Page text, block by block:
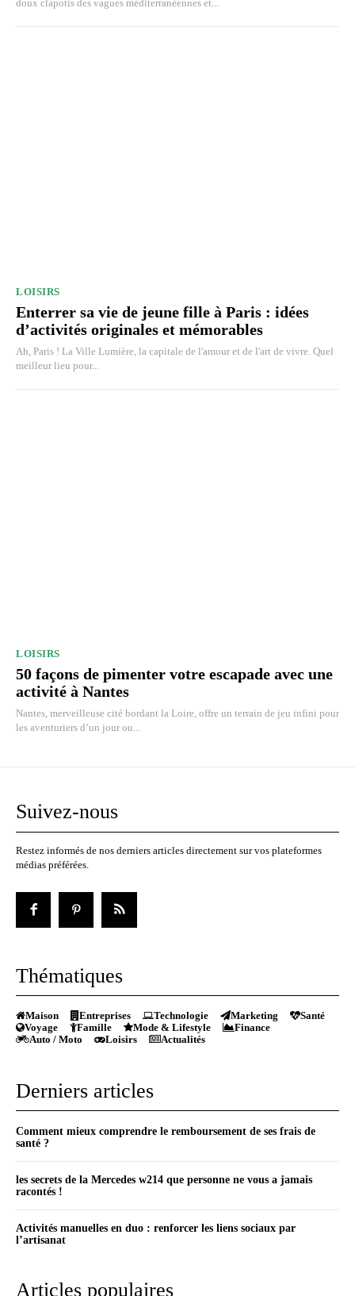
doux clapotis des vagues méditerranéennes et...
LOISIRS
Enterrer sa vie de jeune fille à Paris : idées
d’activités originales et mémorables
Ah, Paris ! La Ville Lumière, la capitale de l'amour et de l'art de vivre. Quel
meilleur lieu pour...
LOISIRS
50 façons de pimenter votre escapade avec une
activité à Nantes
Nantes, merveilleuse cité bordant la Loire, offre un terrain de jeu infini pour
les aventuriers d’un jour ou...
Suivez-nous
Restez informés de nos derniers articles directement sur vos plateformes
médias préférées.
Thématiques
Maison Entreprises Technologie Marketing
Santé
Voyage
Famille Mode & Lifestyle
Finance
Auto / Moto
Loisirs Actualités
Derniers articles
Comment mieux comprendre le remboursement de ses frais de
santé ?
les secrets de la Mercedes w214 que personne ne vous a jamais
racontés !
Activités manuelles en duo : renforcer les liens sociaux par
l’artisanat
Articles populaires